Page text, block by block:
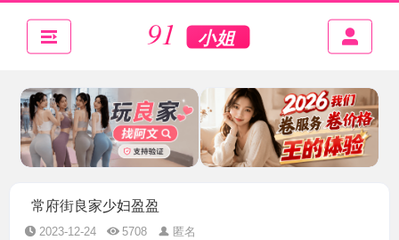
常府街良家少妇盈盈
2023-12-24 5708 匿名